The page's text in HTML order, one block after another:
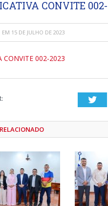
CONVITE
EM 15 DE JULHO DE 2023
CONVITE 002-2023